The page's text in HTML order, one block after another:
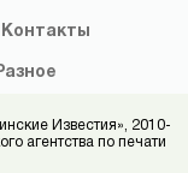
Контакты
Известия», 2010-
агентства по печати